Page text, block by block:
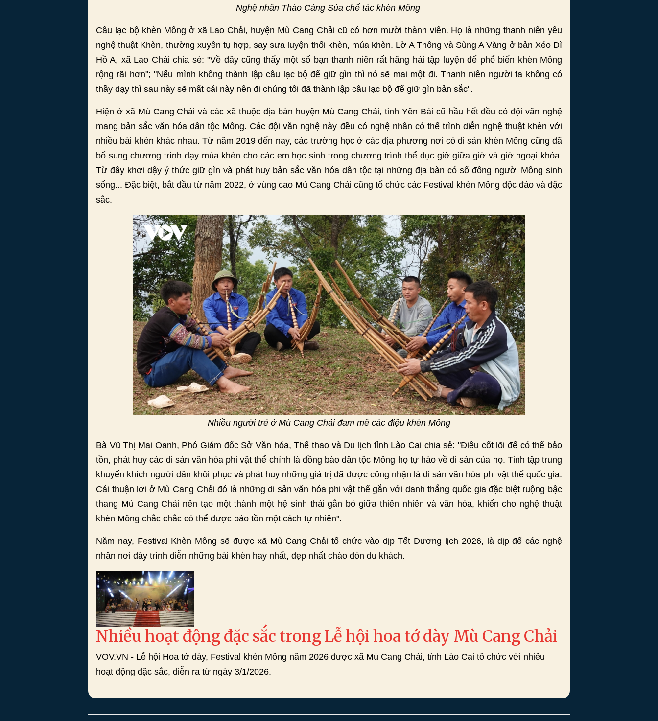
Nghệ nhân Thào Cáng Súa chế tác khèn Mông
Câu lạc bộ khèn Mông ở xã Lao Chải, huyện Mù Cang Chải cũ có hơn mười thành viên. Họ là những thanh niên yêu
nghệ thuật Khèn, thường xuyên tụ hợp, say sưa luyện thổi khèn, múa khèn. Lờ A Thông và Sùng A Vàng ở bản Xéo Dì
Hồ A, xã Lao Chải chia sẻ: "Về đây cũng thấy một số bạn thanh niên rất hăng hái tập luyện để phổ biến khèn Mông
rộng rãi hơn"; "Nếu mình không thành lập câu lạc bộ để giữ gìn thì nó sẽ mai một đi. Thanh niên người ta không có
thầy dạy thì sau này sẽ mất cái này nên đi chúng tôi đã thành lập câu lạc bộ để giữ gìn bản sắc".
Hiện ở xã Mù Cang Chải và các xã thuộc địa bàn huyện Mù Cang Chải, tỉnh Yên Bái cũ hầu hết đều có đội văn nghệ
mang bản sắc văn hóa dân tộc Mông. Các đội văn nghệ này đều có nghệ nhân có thể trình diễn nghệ thuật khèn với
nhiều bài khèn khác nhau. Từ năm 2019 đến nay, các trường học ở các địa phương nơi có di sản khèn Mông cũng đã
bổ sung chương trình dạy múa khèn cho các em học sinh trong chương trình thể dục giờ giữa giờ và giờ ngoại khóa.
Từ đây khơi dậy ý thức giữ gìn và phát huy bản sắc văn hóa dân tộc tại những địa bàn có số đông người Mông sinh
sống... Đặc biệt, bắt đầu từ năm 2022, ở vùng cao Mù Cang Chải cũng tổ chức các Festival khèn Mông độc đáo và đặc
sắc.
Nhiều người trẻ ở Mù Cang Chải đam mê các điệu khèn Mông
Bà Vũ Thị Mai Oanh, Phó Giám đốc Sở Văn hóa, Thể thao và Du lịch tỉnh Lào Cai chia sẻ: "Điều cốt lõi để có thể bảo
tồn, phát huy các di sản văn hóa phi vật thể chính là đồng bào dân tộc Mông họ tự hào về di sản của họ. Tỉnh tập trung
khuyến khích người dân khôi phục và phát huy những giá trị đã được công nhận là di sản văn hóa phi vật thể quốc gia.
Cái thuận lợi ở Mù Cang Chải đó là những di sản văn hóa phi vật thể gắn với danh thắng quốc gia đặc biệt ruộng bậc
thang Mù Cang Chải nên tạo một thành một hệ sinh thái gắn bó giữa thiên nhiên và văn hóa, khiến cho nghệ thuật
khèn Mông chắc chắc có thể được bảo tồn một cách tự nhiên".
Năm nay, Festival Khèn Mông sẽ được xã Mù Cang Chải tổ chức vào dịp Tết Dương lịch 2026, là dịp để các nghệ
nhân nơi đây trình diễn những bài khèn hay nhất, đẹp nhất chào đón du khách.
Nhiều hoạt động đặc sắc trong Lễ hội hoa tớ dày Mù Cang Chải
VOV.VN - Lễ hội Hoa tớ dày, Festival khèn Mông năm 2026 được xã Mù Cang Chải, tỉnh Lào Cai tổ chức với nhiều
hoạt động đặc sắc, diễn ra từ ngày 3/1/2026.